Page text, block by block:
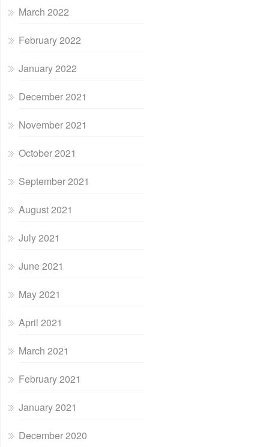
March 2022
February 2022
January 2022
December 2021
November 2021
October 2021
September 2021
August 2021
July 2021
June 2021
May 2021
April 2021
March 2021
February 2021
January 2021
December 2020